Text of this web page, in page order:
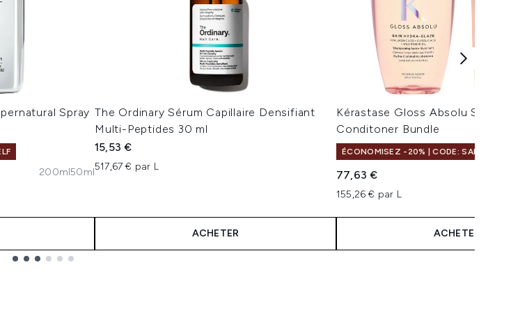
Spray
5 200ml50ml
The Ordinary Sérum Capillaire Densifiant
Multi-Peptides 30 ml
15,53 €
517,67 € par L
ACHETER
Kérastase Gloss Absolu
Conditoner Bundle
ÉCONOMISEZ -20% | CODE: SALELF
77,63 €
155,26 € par L
ACHETER